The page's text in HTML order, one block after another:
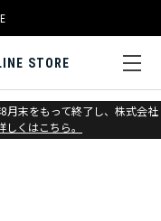
STORE
月末をもって終了し、株式会社
しくはこちら。